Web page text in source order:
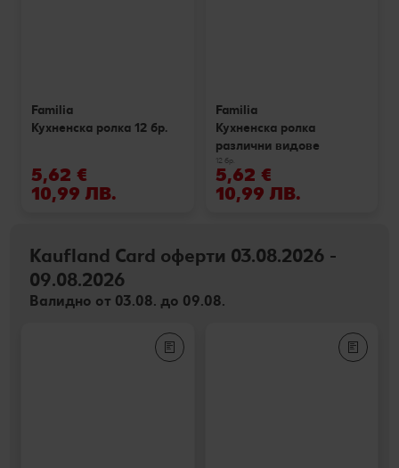
Familia
Кухненска ролка 12 бр.
5,62 €
10,99 ЛВ.
Familia
Кухненска ролка
различни видове
12 бр.
5,62 €
10,99 ЛВ.
Kaufland Card оферти 03.08.2026 -
09.08.2026
Валидно от 03.08. до 09.08.